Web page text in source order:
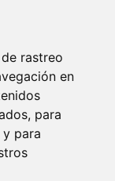
rastreo
en
para
para
DE PRIVACIDAD
PREESTRENOS